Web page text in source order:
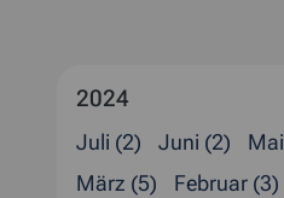
2024
Juli (2) Juni (2)
März (5)
Februar (3)